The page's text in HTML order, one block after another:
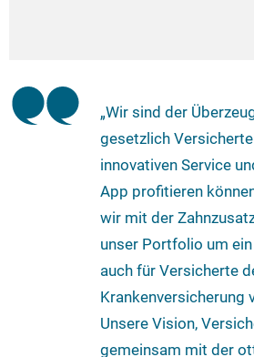
„Wir sind der
gesetzlich
innovativen Service
App profitieren
wir mit der
unser Portfolio um
auch für Versicherte
Krankenversicherung
Unsere Vision,
gemeinsam mit der